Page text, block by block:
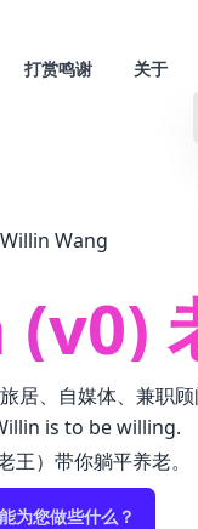
打赏鸣谢 关于
居、自媒体、兼职顾
is to be willing.
王）带你躺平养老。
为您做些什么？